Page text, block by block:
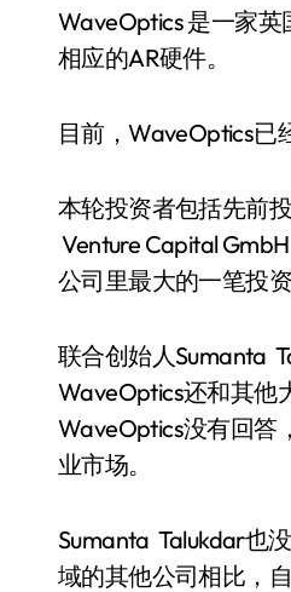
WaveOptics 是一家
相应的AR硬件。
目前，WaveOptics已
本轮投资者包括先前
Venture Capital
公司里最大的一笔投资
联合创始人Sumanta
WaveOptics还和其他
WaveOptics没有回答
业市场。
Sumanta Talukdar也
域的其他公司相比，